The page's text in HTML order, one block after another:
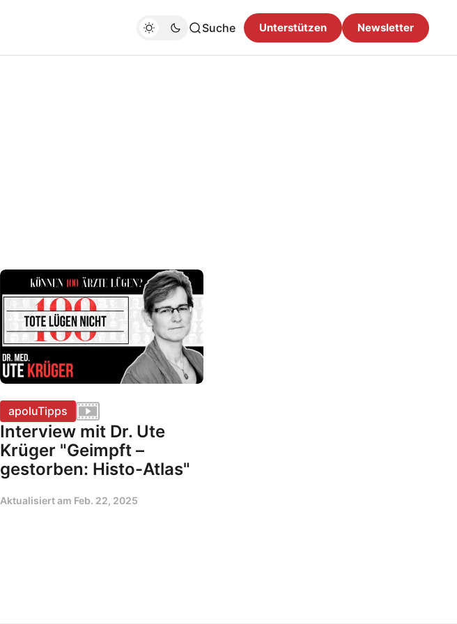
Suche Unterstützen Newsletter
apoluTipps
Interview mit Dr. Ute
Krüger "Geimpft –
gestorben: Histo-Atlas"
Aktualisiert am Feb. 22, 2025